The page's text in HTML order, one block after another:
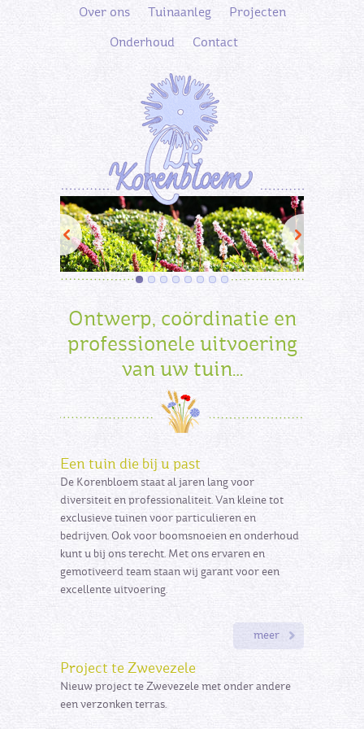
Over ons Tuinaanleg Projecten
Onderhoud Contact
Ontwerp, coördinatie en
professionele uitvoering
van uw tuin…
Een tuin die bij u past
De Korenbloem staat al jaren lang voor
diversiteit en professionaliteit. Van kleine tot
exclusieve tuinen voor particulieren en
bedrijven. Ook voor boomsnoeien en onderhoud
kunt u bij ons terecht. Met ons ervaren en
gemotiveerd team staan wij garant voor een
excellente uitvoering.
meer
Project te Zwevezele
Nieuw project te Zwevezele met onder andere
een verzonken terras.